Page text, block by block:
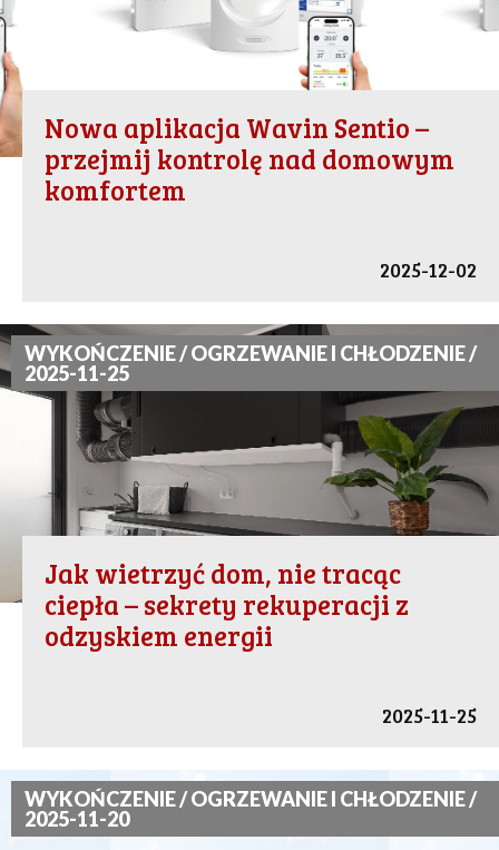
Nowa aplikacja Wavin Sentio –
przejmij kontrolę nad domowym
komfortem
2025-12-02
WYKOŃCZENIE / OGRZEWANIE I CHŁODZENIE /
2025-11-25
Jak wietrzyć dom, nie tracąc
ciepła – sekrety rekuperacji z
odzyskiem energii
2025-11-25
WYKOŃCZENIE / OGRZEWANIE I CHŁODZENIE /
2025-11-20